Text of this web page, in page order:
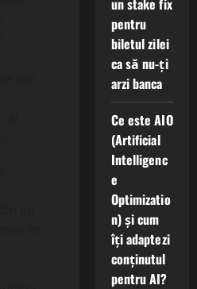
un stake fix
pentru
biletul zilei
ca să nu-ți
arzi banca
Ce este AIO
(Artificial
Intelligenc
e
Optimizatio
n) și cum
îți adaptezi
conținutul
pentru AI?